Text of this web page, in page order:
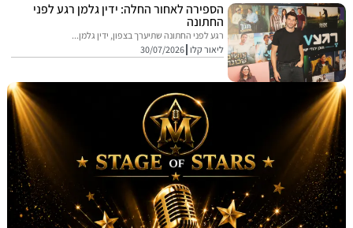
הספירה לאחור החלה: ידין גלמן רגע לפני
החתונה
רגע לפני החתונה שתיערך בצפון, ידין גלמן...
ליאור קלו 30/07/2026